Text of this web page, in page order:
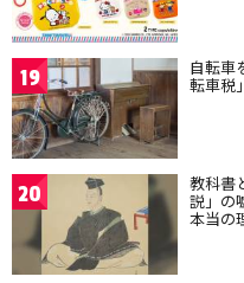
19 自転車
転車税
20 教科書
説」の
本当の